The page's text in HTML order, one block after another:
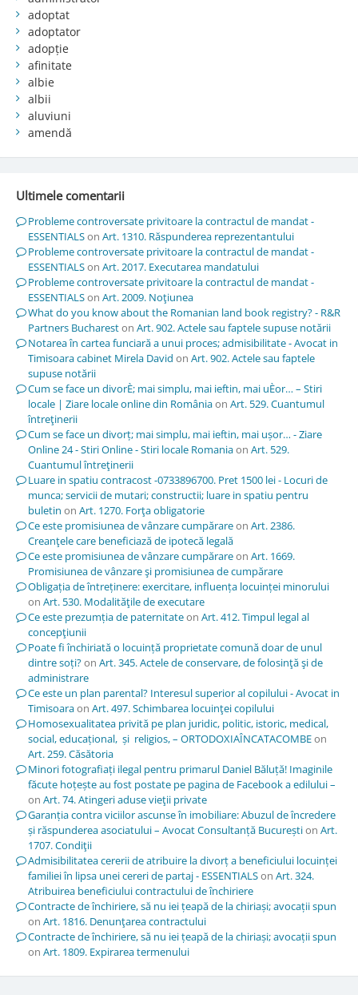
adoptat
adoptator
adopție
afinitate
albie
albii
aluviuni
amendă
Ultimele comentarii
Probleme controversate privitoare la contractul de mandat -
ESSENTIALSon Art. 1310. Răspunderea reprezentantului
Probleme controversate privitoare la contractul de mandat -
ESSENTIALSon Art. 2017. Executarea mandatului
Probleme controversate privitoare la contractul de mandat -
ESSENTIALSon Art. 2009. Noţiunea
What do you know about the Romanian land book registry? - R&R
Partners Buchareston Art. 902. Actele sau faptele supuse notării
Notarea în cartea funciară a unui proces; admisibilitate - Avocat in
Timisoara cabinet Mirela David on Art. 902. Actele sau faptele
supuse notării
Cum se face un divorÈ; mai simplu, mai ieftin, mai uÈor… – Stiri
locale | Ziare locale online din Româniaon Art. 529. Cuantumul
întreţinerii
Cum se face un divorț; mai simplu, mai ieftin, mai ușor… - Ziare
Online 24 - Stiri Online - Stiri locale Romaniaon Art. 529.
Cuantumul întreţinerii
Luare in spatiu contracost -0733896700. Pret 1500 lei - Locuri de
munca; servicii de mutari; constructii; luare in spatiu pentru
buletin on Art. 1270. Forţa obligatorie
Ce este promisiunea de vânzare cumpărareon Art. 2386.
Creanţele care beneficiază de ipotecă legală
Ce este promisiunea de vânzare cumpărareon Art. 1669.
Promisiunea de vânzare şi promisiunea de cumpărare
Obligația de întreținere: exercitare, influența locuinței minorului
on Art. 530. Modalităţile de executare
Ce este prezumția de paternitateon Art. 412. Timpul legal al
concepţiunii
Poate fi închiriată o locuință proprietate comună doar de unul
dintre soți?on Art. 345. Actele de conservare, de folosinţă şi de
administrare
Ce este un plan parental? Interesul superior al copilului - Avocat in
Timisoaraon Art. 497. Schimbarea locuinţei copilului
Homosexualitatea privită pe plan juridic, politic, istoric, medical,
social, educațional, și religios, – ORTODOXIAÎNCATACOMBEon
Art. 259. Căsătoria
Minori fotografiați ilegal pentru primarul Daniel Băluță! Imaginile
făcute hoțește au fost postate pe pagina de Facebook a edilului –
on Art. 74. Atingeri aduse vieţii private
Garanția contra viciilor ascunse în imobiliare: Abuzul de încredere
și răspunderea asociatului – Avocat Consultanță Bucureștion Art.
1707. Condiţii
Admisibilitatea cererii de atribuire la divorț a beneficiului locuinței
familiei în lipsa unei cereri de partaj - ESSENTIALSon Art. 324.
Atribuirea beneficiului contractului de închiriere
Contracte de închiriere, să nu iei țeapă de la chiriași; avocații spun
on Art. 1816. Denunţarea contractului
Contracte de închiriere, să nu iei țeapă de la chiriași; avocații spun
on Art. 1809. Expirarea termenului